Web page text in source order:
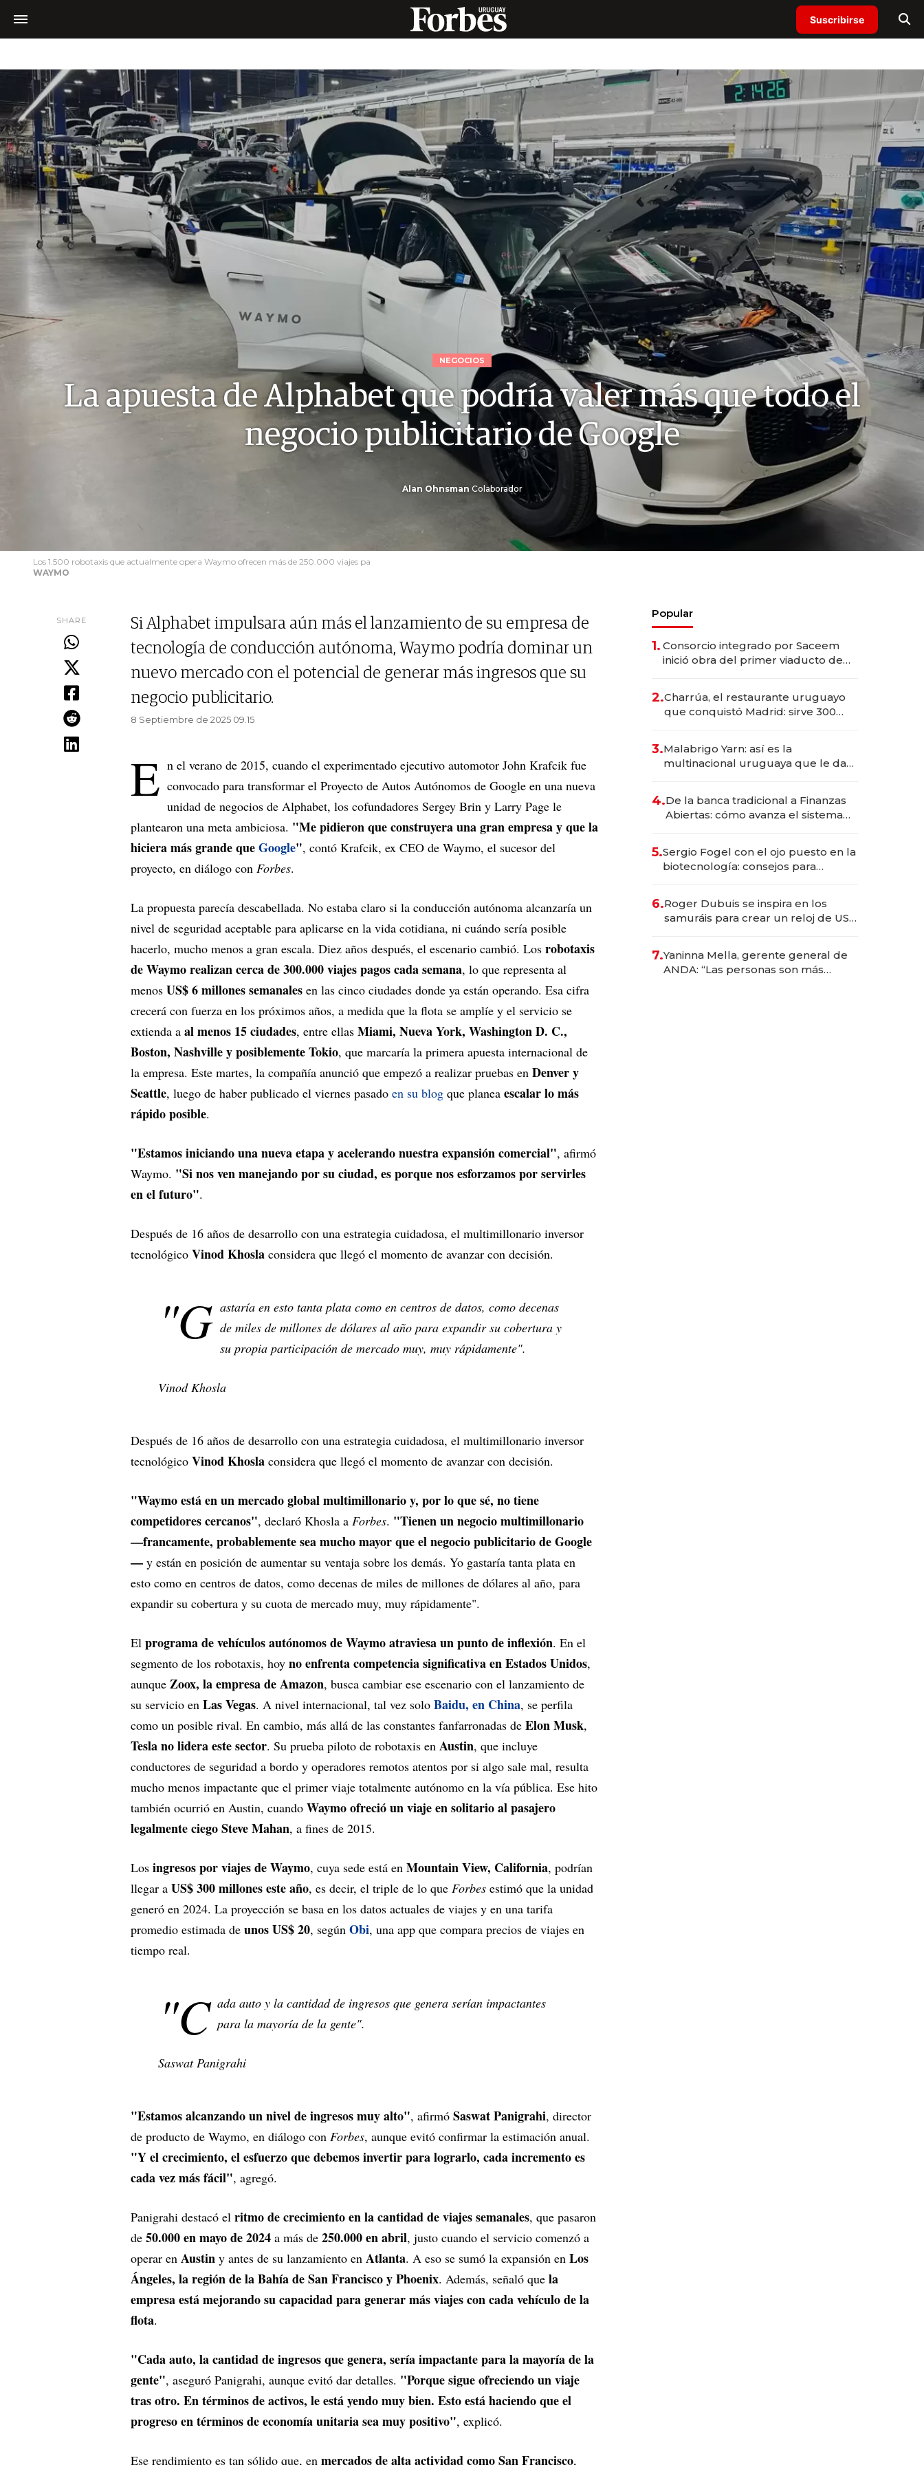
Suscribirse
NEGOCIOS
La apuesta de Alphabet que podría valer más que todo el
negocio publicitario de Google
Alan Ohnsman Colaborador
Los 1.500 robotaxis que actualmente opera Waymo ofrecen más de 250.000 viajes pa
WAYMO
SHARE
Si Alphabet impulsara aún más el lanzamiento de su empresa de
tecnología de conducción autónoma, Waymo podría dominar un
nuevo mercado con el potencial de generar más ingresos que su
negocio publicitario.
8 Septiembre de 2025 09.15
E n el verano de 2015, cuando el experimentado ejecutivo automotor John Krafcik fue
convocado para transformar el Proyecto de Autos Autónomos de Google en una nueva
unidad de negocios de Alphabet, los cofundadores Sergey Brin y Larry Page le
plantearon una meta ambiciosa. "Me pidieron que construyera una gran empresa y que la
hiciera más grande queGoogle", contó Krafcik, ex CEO de Waymo, el sucesor del
proyecto, en diálogo con Forbes.
La propuesta parecía descabellada. No estaba claro si la conducción autónoma alcanzaría un
nivel de seguridad aceptable para aplicarse en la vida cotidiana, ni cuándo sería posible
hacerlo, mucho menos a gran escala. Diez años después, el escenario cambió. Los robotaxis
de Waymo realizan cerca de 300.000 viajes pagos cada semana, lo que representa al
menos US$ 6 millones semanales en las cinco ciudades donde ya están operando. Esa cifra
crecerá con fuerza en los próximos años, a medida que la flota se amplíe y el servicio se
extienda a al menos 15 ciudades, entre ellas Miami, Nueva York, Washington D. C.,
Boston, Nashville y posiblemente Tokio, que marcaría la primera apuesta internacional de
la empresa. Este martes, la compañía anunció que empezó a realizar pruebas en Denver y
Seattle, luego de haber publicado el viernes pasado en su blog que planea escalar lo más
rápido posible.
"Estamos iniciando una nueva etapa y acelerando nuestra expansión comercial", afirmó
Waymo. "Si nos ven manejando por su ciudad, es porque nos esforzamos por servirles
en el futuro".
Después de 16 años de desarrollo con una estrategia cuidadosa, el multimillonario inversor
tecnológico Vinod Khosla considera que llegó el momento de avanzar con decisión.
"G astaría en esto tanta plata como en centros de datos, como decenas
de miles de millones de dólares al año para expandir su cobertura y
su propia participación de mercado muy, muy rápidamente".
Vinod Khosla
Después de 16 años de desarrollo con una estrategia cuidadosa, el multimillonario inversor
tecnológico Vinod Khosla considera que llegó el momento de avanzar con decisión.
"Waymo está en un mercado global multimillonario y, por lo que sé, no tiene
competidores cercanos", declaró Khosla a Forbes. "Tienen un negocio multimillonario
—francamente, probablemente sea mucho mayor que el negocio publicitario de Google
— y están en posición de aumentar su ventaja sobre los demás. Yo gastaría tanta plata en
esto como en centros de datos, como decenas de miles de millones de dólares al año, para
expandir su cobertura y su cuota de mercado muy, muy rápidamente".
El programa de vehículos autónomos de Waymo atraviesa un punto de inflexión. En el
segmento de los robotaxis, hoy no enfrenta competencia significativa en Estados Unidos,
aunque Zoox, la empresa de Amazon, busca cambiar ese escenario con el lanzamiento de
su servicio en Las Vegas. A nivel internacional, tal vez solo Baidu, en China, se perfila
como un posible rival. En cambio, más allá de las constantes fanfarronadas de Elon Musk,
Tesla no lidera este sector. Su prueba piloto de robotaxis en Austin, que incluye
conductores de seguridad a bordo y operadores remotos atentos por si algo sale mal, resulta
mucho menos impactante que el primer viaje totalmente autónomo en la vía pública. Ese hito
también ocurrió en Austin, cuando Waymo ofreció un viaje en solitario al pasajero
legalmente ciego Steve Mahan, a fines de 2015.
Los ingresos por viajes de Waymo, cuya sede está en Mountain View, California, podrían
llegar a US$ 300 millones este año, es decir, el triple de lo que Forbes estimó que la unidad
generó en 2024. La proyección se basa en los datos actuales de viajes y en una tarifa
promedio estimada de unos US$ 20, según Obi, una app que compara precios de viajes en
tiempo real.
"C ada auto y la cantidad de ingresos que genera serían impactantes
para la mayoría de la gente".
Saswat Panigrahi
"Estamos alcanzando un nivel de ingresos muy alto", afirmó Saswat Panigrahi, director
de producto de Waymo, en diálogo con Forbes, aunque evitó confirmar la estimación anual.
"Y el crecimiento, el esfuerzo que debemos invertir para lograrlo, cada incremento es
cada vez más fácil", agregó.
Panigrahi destacó el ritmo de crecimiento en la cantidad de viajes semanales, que pasaron
de 50.000 en mayo de 2024 a más de 250.000 en abril, justo cuando el servicio comenzó a
operar en Austin y antes de su lanzamiento en Atlanta. A eso se sumó la expansión en Los
Ángeles, la región de la Bahía de San Francisco y Phoenix. Además, señaló que la
empresa está mejorando su capacidad para generar más viajes con cada vehículo de la
flota.
"Cada auto, la cantidad de ingresos que genera, sería impactante para la mayoría de la
gente", aseguró Panigrahi, aunque evitó dar detalles. "Porque sigue ofreciendo un viaje
tras otro. En términos de activos, le está yendo muy bien. Esto está haciendo que el
progreso en términos de economía unitaria sea muy positivo", explicó.
Ese rendimiento es tan sólido que, en mercados de alta actividad como San Francisco,
Popular
1. Consorcio integrado por Saceem
inició obra del primer viaducto de
millones
2.Charrúa, el restaurante uruguayo
que conquistó Madrid: sirve 300
prepara apertura
3.Malabrigo Yarn: así es la
multinacional uruguaya que le da
4.De la banca tradicional a Finanzas
Abiertas: cómo avanza el sistema
5.Sergio Fogel con el ojo puesto en la
biotecnología: consejos para
6.Roger Dubuis se inspira en los
samuráis para crear un reloj de US$
7.Yaninna Mella, gerente general de
ANDA: “Las personas son más